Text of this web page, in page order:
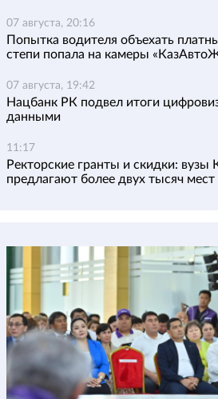
07 августа, 20:16
Попытка водителя объехать
степи попала на камеры
07 августа, 19:42
Нацбанк РК подвел итоги
данными
11:17
Ректорские гранты и скидки: вузы
предлагают более двух тысяч